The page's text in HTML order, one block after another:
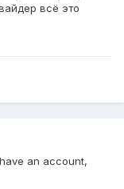
всё это
an account,